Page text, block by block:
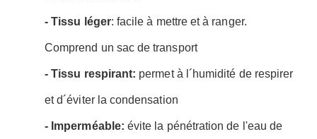
- Tissu léger: facile à mettre et à ranger.
Comprend un sac de transport
- Tissu respirant: permet à l´humidité de respirer
et d´éviter la condensation
- Imperméable: évite la pénétration de l'eau de